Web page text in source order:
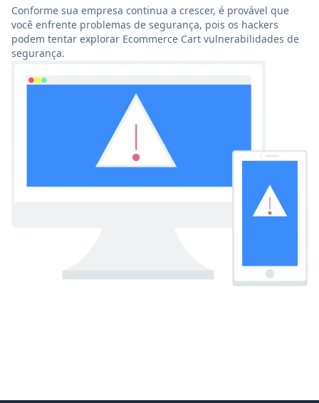
Conforme sua empresa continua a crescer, é provável que
você enfrente problemas de segurança, pois os hackers
podem tentar explorar Ecommerce Cart vulnerabilidades de
segurança.